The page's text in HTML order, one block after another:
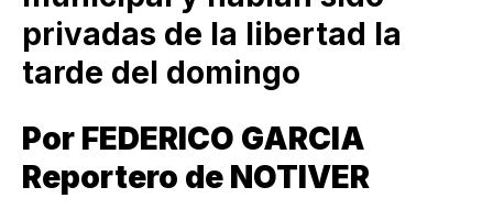
privadas de la libertad la
tarde del domingo
Por FEDERICO GARCIA
Reportero de NOTIVER